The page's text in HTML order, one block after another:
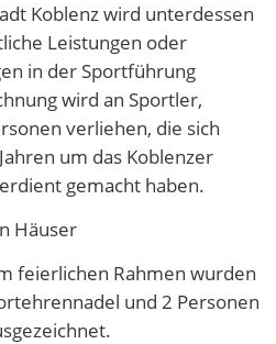
Koblenz wird unterdessen
Leistungen oder
in der Sportführung
wird an Sportler,
verliehen, die sich
um das Koblenzer
gemacht haben.
Häuser
feierlichen Rahmen wurden
und 2 Personen